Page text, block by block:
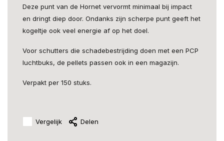
Deze punt van de Hornet vervormt minimaal bij impact
en dringt diep door. Ondanks zijn scherpe punt geeft het
kogeltje ook veel energie af op het doel.
Voor schutters die schadebestrijding doen met een PCP
luchtbuks, de pellets passen ook in een magazijn.
Verpakt per 150 stuks.
Vergelijk Delen